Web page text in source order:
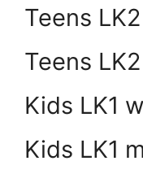
Teens
Teens
Kids LK1
Kids LK1